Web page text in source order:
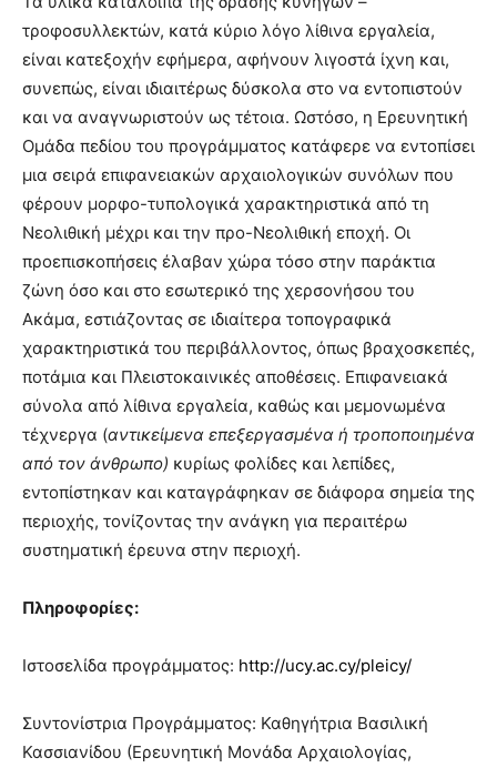
τροφοσυλλεκτών, κατά κύριο λόγο λίθινα εργαλεία,
είναι κατεξοχήν εφήμερα, αφήνουν λιγοστά ίχνη και,
συνεπώς, είναι ιδιαιτέρως δύσκολα στο να εντοπιστούν
και να αναγνωριστούν ως τέτοια. Ωστόσο, η Ερευνητική
Ομάδα πεδίου του προγράμματος κατάφερε να εντοπίσει
μια σειρά επιφανειακών αρχαιολογικών συνόλων που
φέρουν μορφο-τυπολογικά χαρακτηριστικά από τη
Νεολιθική μέχρι και την προ-Νεολιθική εποχή. Οι
προεπισκοπήσεις έλαβαν χώρα τόσο στην παράκτια
ζώνη όσο και στο εσωτερικό της χερσονήσου του
Ακάμα, εστιάζοντας σε ιδιαίτερα τοπογραφικά
χαρακτηριστικά του περιβάλλοντος, όπως βραχοσκεπές,
ποτάμια και Πλειστοκαινικές αποθέσεις. Επιφανειακά
σύνολα από λίθινα εργαλεία, καθώς και μεμονωμένα
τέχνεργα (αντικείμενα επεξεργασμένα ή τροποποιημένα
από τον άνθρωπο) κυρίως φολίδες και λεπίδες,
εντοπίστηκαν και καταγράφηκαν σε διάφορα σημεία της
περιοχής, τονίζοντας την ανάγκη για περαιτέρω
συστηματική έρευνα στην περιοχή.
Πληροφορίες:
Ιστοσελίδα προγράμματος: http://ucy.ac.cy/pleicy/
Συντονίστρια Προγράμματος: Καθηγήτρια Βασιλική
Κασσιανίδου (Ερευνητική Μονάδα Αρχαιολογίας,